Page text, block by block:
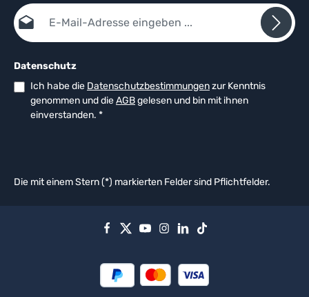
E-Mail-Adresse*
Datenschutz
Ich habe die Datenschutzbestimmungenzur Kenntnis
genommen und dieAGBgelesen und bin mit ihnen
einverstanden. *
Die mit einem Stern (*) markierten Felder sind Pflichtfelder.